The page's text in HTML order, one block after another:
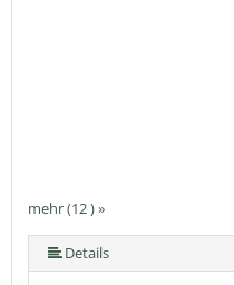
mehr (12 ) »
mehr (12 ) »
mehr (12 ) »
mehr (12 ) »
mehr (12 ) »
mehr (12 ) »
mehr (12 ) »
mehr (12 ) »
mehr (12 ) »
Details